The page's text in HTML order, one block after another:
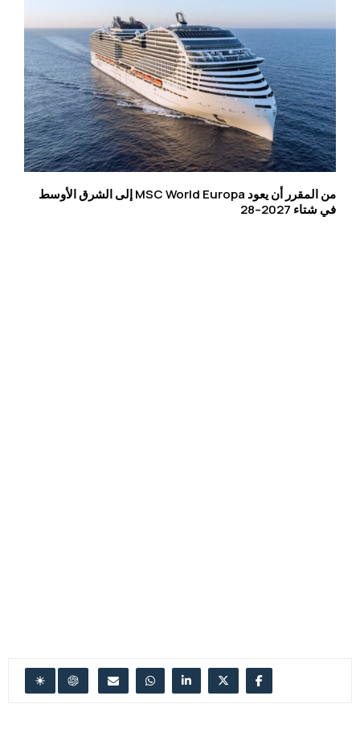
من المقرر أن يعود MSC World Europa إلى الشرق الأوسط
في شتاء 2027–28